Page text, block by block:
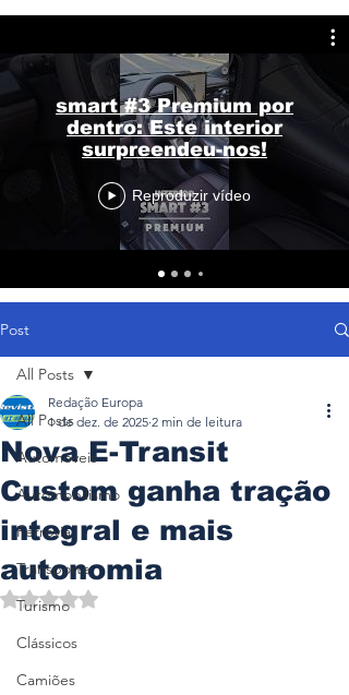
smart #3 Premium por
dentro: Este interior
surpreendeu-nos!
Reproduzir vídeo
Post
All Posts
Automóveis
Automobilismo
Ferrovia
Transporte
Turismo
Clássicos
Camiões
All Posts
Nova E-Transit
Custom ganha tração
integral e mais
autonomia
Redação Europa
1 de dez. de 2025 2 min de leitura
Avaliado com NaN de 5 estrelas.